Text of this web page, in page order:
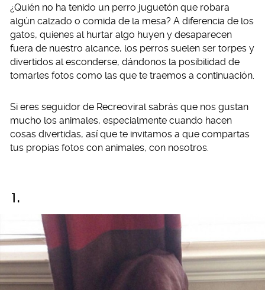
¿Quién no ha tenido un perro juguetón que robara
algún calzado o comida de la mesa? A diferencia de los
gatos, quienes al hurtar algo huyen y desaparecen
fuera de nuestro alcance, los perros suelen ser torpes y
divertidos al esconderse, dándonos la posibilidad de
tomarles fotos como las que te traemos a continuación.
Si eres seguidor de Recreoviral sabrás que nos gustan
mucho los animales, especialmente cuando hacen
cosas divertidas, así que te invitamos a que compartas
tus propias fotos con animales, con nosotros.
1.